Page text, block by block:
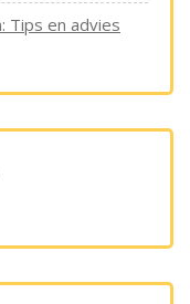
Tips en advies